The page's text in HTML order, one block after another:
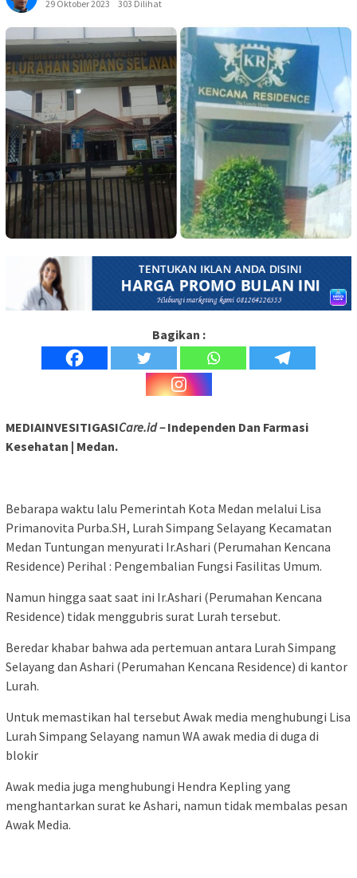
29 Oktober 2023
303 Dilihat
Bagikan :
MEDIAINVESITIGASICare.id –Independen Dan Farmasi
Kesehatan | Medan.
Bebarapa waktu lalu Pemerintah Kota Medan melalui Lisa
Primanovita Purba.SH, Lurah Simpang Selayang Kecamatan
Medan Tuntungan menyurati Ir.Ashari (Perumahan Kencana
Residence) Perihal : Pengembalian Fungsi Fasilitas Umum.
Namun hingga saat saat ini Ir.Ashari (Perumahan Kencana
Residence) tidak menggubris surat Lurah tersebut.
Beredar khabar bahwa ada pertemuan antara Lurah Simpang
Selayang dan Ashari (Perumahan Kencana Residence) di kantor
Lurah.
Untuk memastikan hal tersebut Awak media menghubungi Lisa
Lurah Simpang Selayang namun WA awak media di duga di
blokir
Awak media juga menghubungi Hendra Kepling yang
menghantarkan surat ke Ashari, namun tidak membalas pesan
Awak Media.